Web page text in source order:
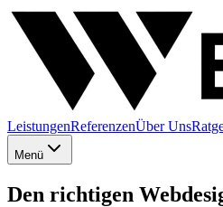
LeistungenReferenzenÜber Uns
Menü
Den richtigen